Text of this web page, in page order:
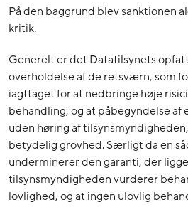
På den baggrund blev sanktionen
kritik.
Generelt er det Datatilsynets
overholdelse af de retsværn, som
iagttaget for at nedbringe høje
behandling, og at påbegyndelse af
uden høring af
betydelig grovhed. Særligt da en
underminerer den garanti, der
tilsynsmyndigheden vurderer
lovlighed, og at ingen ulovlig